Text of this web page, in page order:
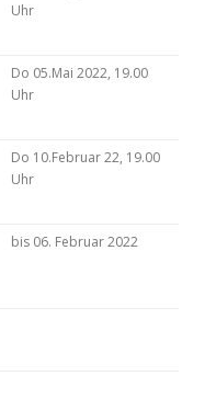
Uhr
Do 05.Mai 2022, 19.00
Uhr
Do 10.Februar 22, 19.00
Uhr
bis 06. Februar 2022